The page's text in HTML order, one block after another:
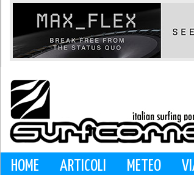
HOME ARTICOLI METEO